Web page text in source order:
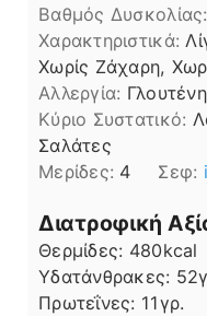
Βαθμός Δυσκολίας:
Χαρακτηριστικά:
Χωρίς Ζάχαρη,
Αλλεργία:
Kύριο Συστατικό:
Σαλάτες
Μερίδες: 4 Σεφ:
Διατροφική
Θερμίδες: 480kcal
Υδατάνθρακες: 52
Πρωτεΐνες: 11γρ.